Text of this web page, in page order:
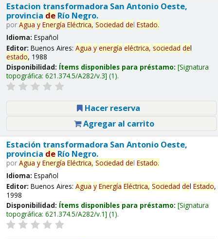
Estacion transformadora San Antonio Oeste,
provincia deRío Negro.
por Agua y Energía Eléctrica, Sociedad del Estado.
Idioma: Español
Editor: Buenos Aires: Agua y energía eléctrica, sociedad del
estado, 1988
Disponibilidad: Ítems disponibles para préstamo: Signatura
topográfica: 621.374.5/A282/v.3 (1).
Hacer reserva
Agregar al carrito
Estación transformadora San Antonio Oeste,
provincia deRío Negro.
por Agua y Energía Eléctrica, Sociedad del Estado.
Idioma: Español
Editor: Buenos Aires: Agua y Energía Eléctrica, Sociedad del Estado,
1998
Disponibilidad: Ítems disponibles para préstamo: Signatura
topográfica: 621.374.5/A282/v.1 (1).